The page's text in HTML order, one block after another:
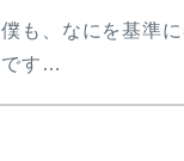
僕も、なにを基準
です…